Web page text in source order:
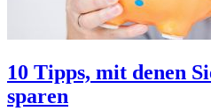
10 Tipps, mit denen
sparen